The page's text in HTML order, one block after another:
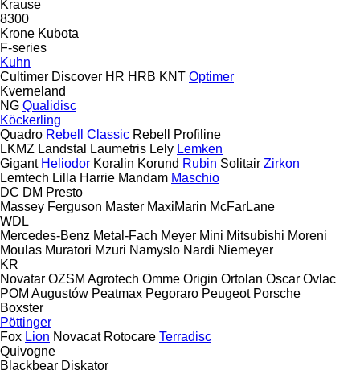
Krause
8300
Krone Kubota
F-series
Kuhn
Cultimer Discover HR HRB KNT Optimer
Kverneland
NG Qualidisc
Köckerling
Quadro Rebell Classic Rebell Profiline
LKMZ Landstal Laumetris Lely Lemken
Gigant Heliodor Koralin Korund Rubin Solitair Zirkon
Lemtech Lilla Harrie Mandam Maschio
DC DM Presto
Massey Ferguson Master MaxiMarin McFarLane
WDL
Mercedes-Benz Metal-Fach Meyer Mini Mitsubishi Moreni
Moulas Muratori Mzuri Namyslo Nardi Niemeyer
KR
Novatar OZSM Agrotech Omme Origin Ortolan Oscar Ovlac
POM Augustów Peatmax Pegoraro Peugeot Porsche
Boxster
Pöttinger
Fox Lion Novacat Rotocare Terradisc
Quivogne
Blackbear Diskator